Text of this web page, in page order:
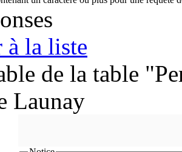
à la liste
de la table
Launay